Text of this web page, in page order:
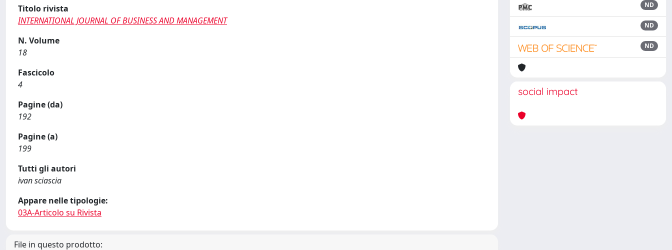
Titolo rivista
INTERNATIONAL JOURNAL OF BUSINESS AND MANAGEMENT
N. Volume
18
Fascicolo
4
Pagine (da)
192
Pagine (a)
199
Tutti gli autori
ivan sciascia
Appare nelle tipologie:
03A-Articolo su Rivista
File in questo prodotto:
ND
ND
ND
social impact